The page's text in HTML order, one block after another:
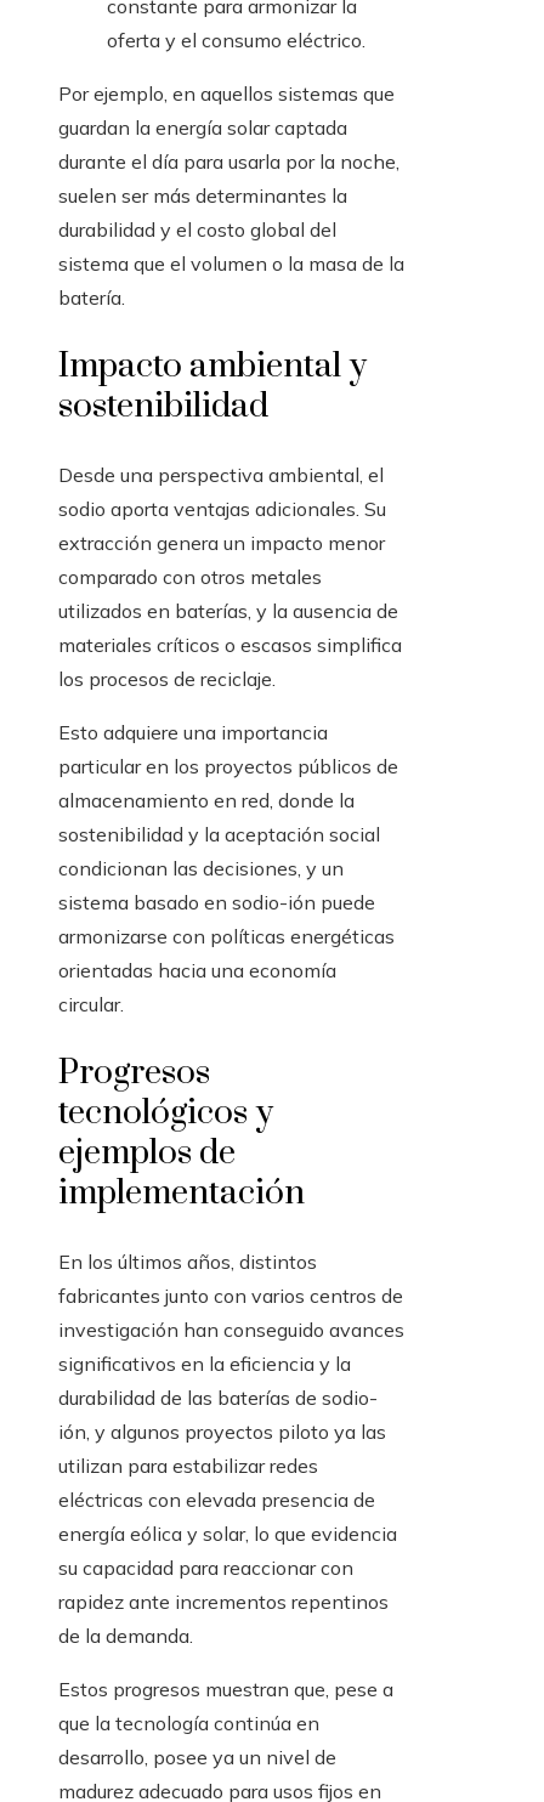
constante para armonizar la
oferta y el consumo eléctrico.
Por ejemplo, en aquellos sistemas que
guardan la energía solar captada
durante el día para usarla por la noche,
suelen ser más determinantes la
durabilidad y el costo global del
sistema que el volumen o la masa de la
batería.
Impacto ambiental y
sostenibilidad
Desde una perspectiva ambiental, el
sodio aporta ventajas adicionales. Su
extracción genera un impacto menor
comparado con otros metales
utilizados en baterías, y la ausencia de
materiales críticos o escasos simplifica
los procesos de reciclaje.
Esto adquiere una importancia
particular en los proyectos públicos de
almacenamiento en red, donde la
sostenibilidad y la aceptación social
condicionan las decisiones, y un
sistema basado en sodio-ión puede
armonizarse con políticas energéticas
orientadas hacia una economía
circular.
Progresos
tecnológicos y
ejemplos de
implementación
En los últimos años, distintos
fabricantes junto con varios centros de
investigación han conseguido avances
significativos en la eficiencia y la
durabilidad de las baterías de sodio-
ión, y algunos proyectos piloto ya las
utilizan para estabilizar redes
eléctricas con elevada presencia de
energía eólica y solar, lo que evidencia
su capacidad para reaccionar con
rapidez ante incrementos repentinos
de la demanda.
Estos progresos muestran que, pese a
que la tecnología continúa en
desarrollo, posee ya un nivel de
madurez adecuado para usos fijos en